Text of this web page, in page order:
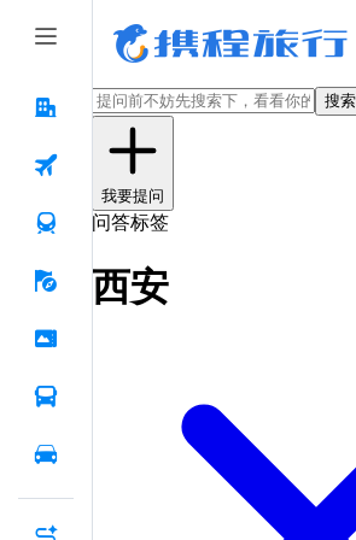
搜索
我要提问
问答标签
西安